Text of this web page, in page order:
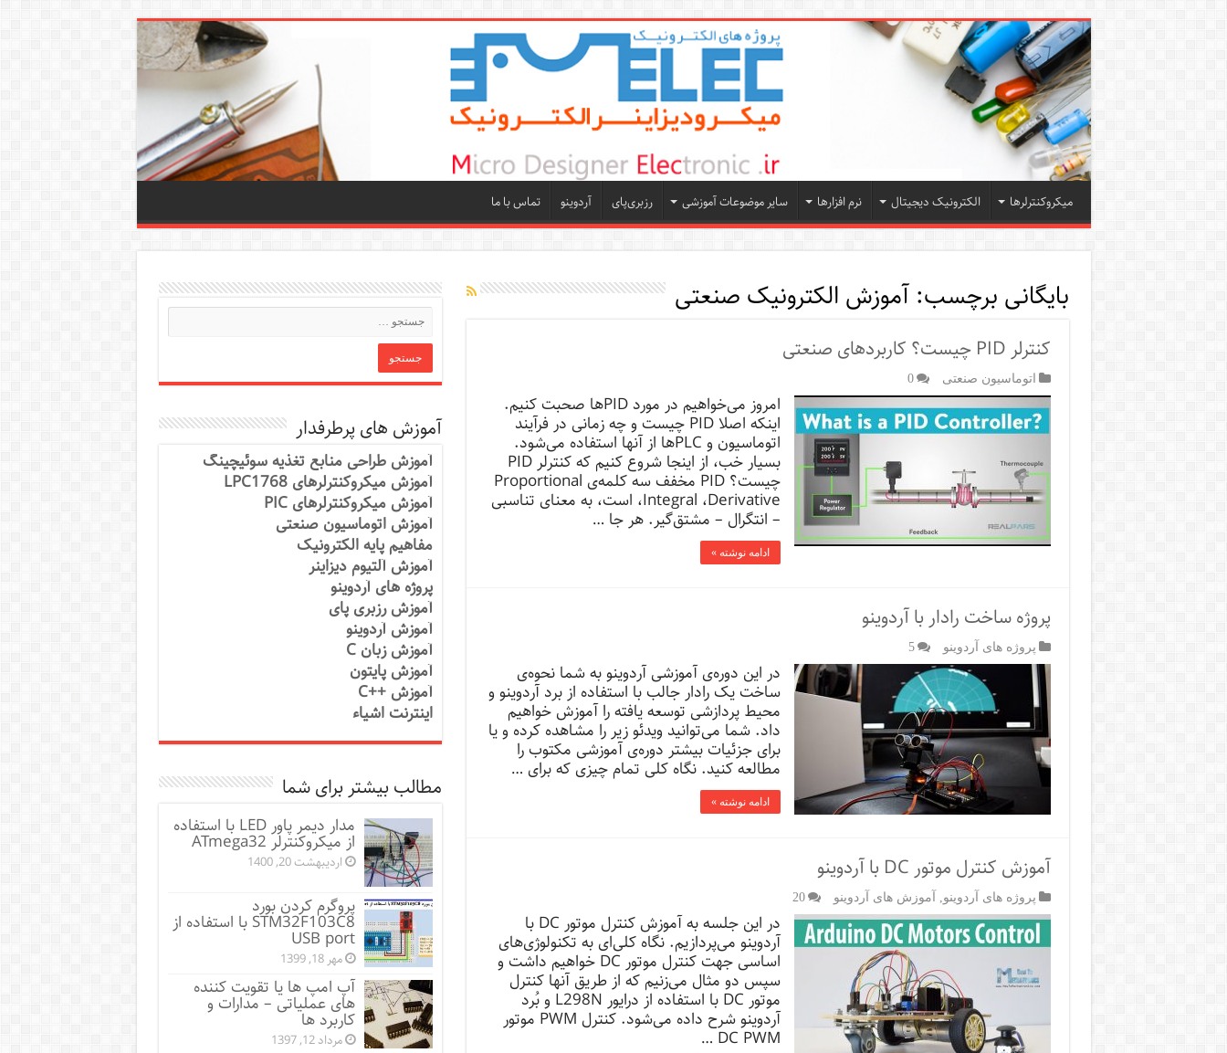
میکروکنترلرها الکترونیک دیجیتال نرم افزارها سایر موضوعات آموزشی رزبری‌پای آردوینو تماس با ما
بایگانی برچسب:آموزش الکترونیک صنعتی
کنترلر PID چیست؟ کاربردهای صنعتی
اتوماسیون صنعتی 0
امروز می‌خواهیم در مورد PIDها صحبت کنیم.
اینکه اصلا PID چیست و چه زمانی در فرآیند
اتوماسیون و PLCها از آنها استفاده می‌شود.
بسیار خب، از اینجا شروع کنیم که کنترلر PID
چیست؟ PID مخفف سه کلمه‌ی Proportional
،Integral ،Derivative است، به معنای تناسبی
– انتگرال – مشتق‌گیر. هر جا …
ادامه نوشته »
پروژه ساخت رادار با آردوینو
پروژه های آردوینو 5
در این دوره‌ی آموزشی آردوینو به شما نحوه‌ی
ساخت یک رادار جالب با استفاده از برد آردوینو و
محیط پردازشی توسعه یافته را آموزش خواهیم
داد. شما می‌­توانید ویدئو زیر را مشاهده کرده و یا
برای جزئیات بیشتر دوره‌ی آموزشی مکتوب را
مطالعه کنید. نگاه کلی تمام چیزی که برای …
ادامه نوشته »
آموزش کنترل موتور DC با آردوینو
پروژه های آردوینو ,آموزش های آردوینو 20
در این جلسه به آموزش کنترل موتور DC با
آردوینو می‌پردازیم. نگاه کلی‌ای به تکنولوژی‌های
اساسی جهت کنترل موتور DC خواهیم داشت و
سپس دو مثال می‌زنیم که از طریق آنها کنترل
موتور DC با استفاده از درایور L298N و بُرد
آردوینو شرح داده می‌­شود. کنترل PWM موتور
DC PWM …
آموزش های پرطرفدار
آموزش طراحی منابع تغذیه سوئیچینگ
آموزش میکروکنترلرهای LPC1768
آموزش میکروکنترلرهای PIC
آموزش اتوماسیون صنعتی
مفاهیم پایه الکترونیک
آموزش آلتیوم دیزاینر
پروژه های آردوینو
آموزش رزبری پای
آموزش آردوینو
آموزش زبان C
آموزش پایتون
آموزش ++C
اینترنت اشیاء
مطالب بیشتر برای شما
مدار دیمر پاور LED با استفاده
از میکروکنترلر ATmega32
اردیبهشت 20, 1400
پروگرم کردن بورد
STM32F103C8 با استفاده از
USB port
مهر 18, 1399
آپ امپ ها یا تقویت کننده
های عملیاتی – مدارات و
کاربرد ها
مرداد 12, 1397